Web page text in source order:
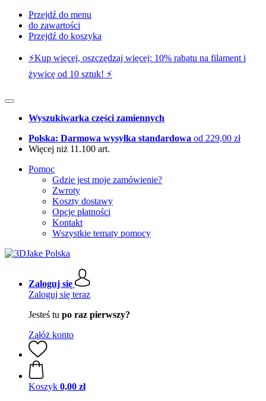
Przejdź do menu
do zawartości
Przejdź do koszyka
⚡️Kup więcej, oszczędzaj więcej: 10% rabatu na filament i
żywicę od 10 sztuk! ⚡️
Wyszukiwarka części zamiennych
Polska: Darmowa wysyłka standardowa od 229,00 zł
Więcej niż 11.100 art.
Pomoc
Gdzie jest moje zamówienie?
Zwroty
Koszty dostawy
Opcje płatności
Kontakt
Wszystkie tematy pomocy
Zaloguj się
Zaloguj się teraz
Jesteś tu po raz pierwszy?
Załóż konto
Koszyk 0,00 zł